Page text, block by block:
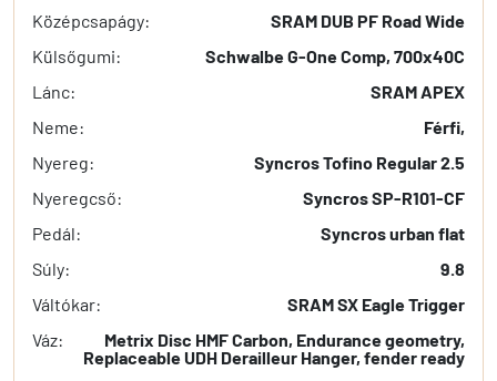
Középcsapágy:
SRAM DUB PF Road Wide
Külsőgumi:
Schwalbe G-One Comp, 700x40C
Lánc:
SRAM APEX
Neme:
Férfi,
Nyereg:
Syncros Tofino Regular 2.5
Nyeregcső:
Syncros SP-R101-CF
Pedál:
Syncros urban flat
Súly:
9.8
Váltókar:
SRAM SX Eagle Trigger
Váz:
Metrix Disc HMF Carbon, Endurance geometry,
Replaceable UDH Derailleur Hanger, fender ready